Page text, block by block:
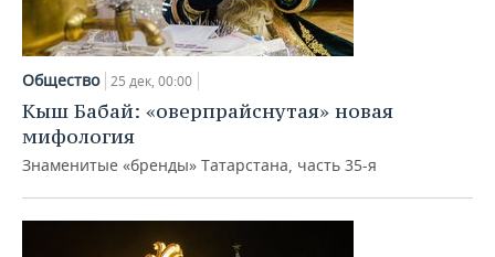
Общество 25 дек, 00:00
Кыш Бабай: «оверпрайснутая» новая
мифология
Знаменитые «бренды» Татарстана, часть 35-я